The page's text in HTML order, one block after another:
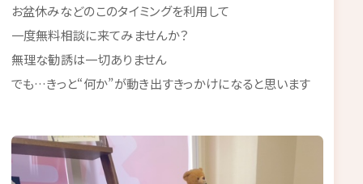
お盆休みなどのこのタイミングを利用して
一度無料相談に来てみませんか？
無理な勧誘は一切ありません
でも…きっと“何か”が動き出すきっかけになると思います